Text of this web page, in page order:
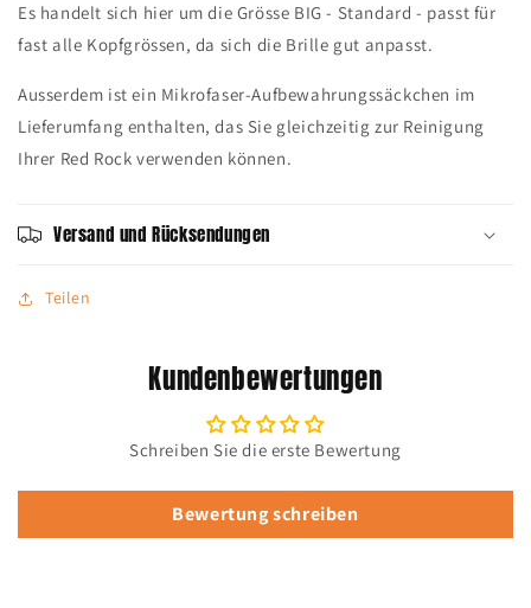
Es handelt sich hier um die Grösse BIG - Standard - passt für
fast alle Kopfgrössen, da sich die Brille gut anpasst.
Ausserdem ist ein Mikrofaser-Aufbewahrungssäckchen im
Lieferumfang enthalten, das Sie gleichzeitig zur Reinigung
Ihrer Red Rock verwenden können.
Versand und Rücksendungen
Teilen
Kundenbewertungen
Schreiben Sie die erste Bewertung
Bewertung schreiben